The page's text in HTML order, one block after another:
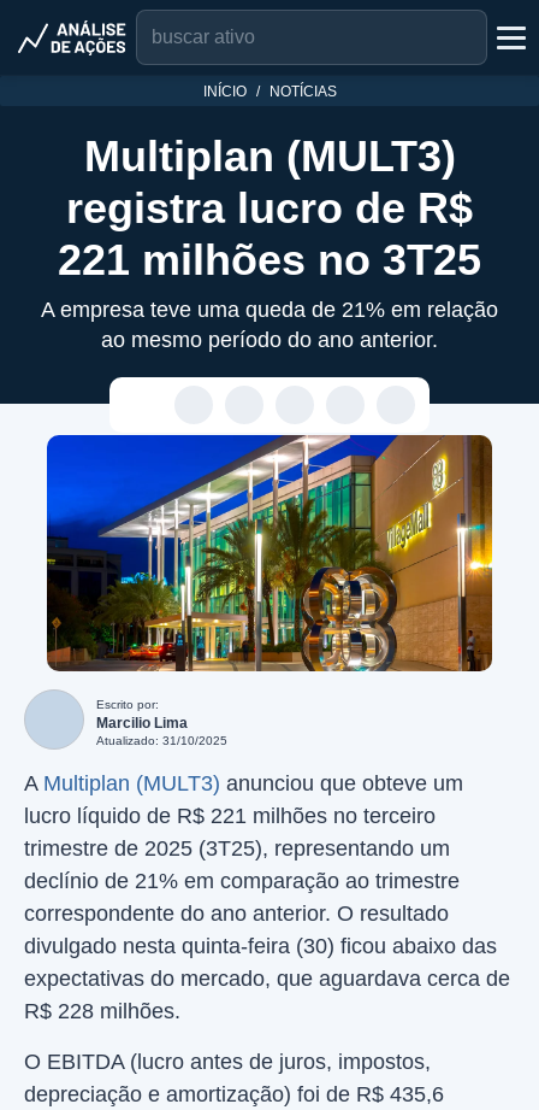
INÍCIO NOTÍCIAS
Multiplan (MULT3)
registra lucro de R$
221 milhões no 3T25
A empresa teve uma queda de 21% em relação
ao mesmo período do ano anterior.
Escrito por:
Marcilio Lima
Atualizado: 31/10/2025
A Multiplan (MULT3) anunciou que obteve um
lucro líquido de R$ 221 milhões no terceiro
trimestre de 2025 (3T25), representando um
declínio de 21% em comparação ao trimestre
correspondente do ano anterior. O resultado
divulgado nesta quinta-feira (30) ficou abaixo das
expectativas do mercado, que aguardava cerca de
R$ 228 milhões.
O EBITDA (lucro antes de juros, impostos,
depreciação e amortização) foi de R$ 435,6